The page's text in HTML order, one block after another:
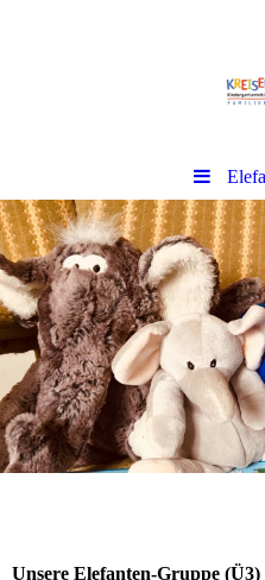
Unsere Elefanten-Gruppe (Ü3)